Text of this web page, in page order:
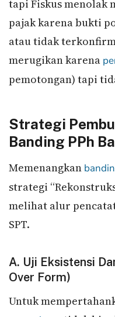
tapi Fiskus menolak
pajak karena bukti
atau tidak
merugikan karena
pemotongan) tapi
Strategi
Banding PPh
Memenangkan
strategi
melihat alur
SPT.
A. Uji Eksistensi
Over Form)
Untuk